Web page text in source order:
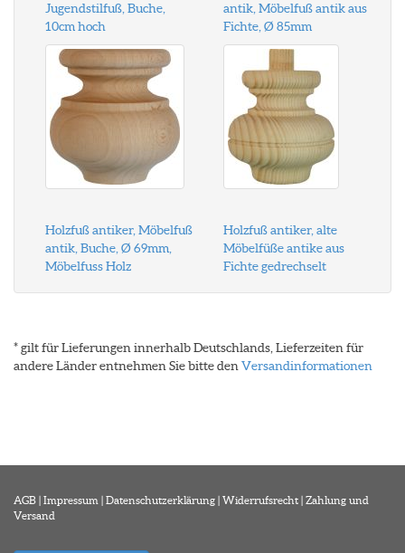
Jugendstilfuß, Buche,
10cm hoch
antik, Möbelfuß antik aus
Fichte, Ø 85mm
Holzfuß antiker, Möbelfuß
antik, Buche, Ø 69mm,
Möbelfuss Holz
Holzfuß antiker, alte
Möbelfüße antike aus
Fichte gedrechselt
* gilt für Lieferungen innerhalb Deutschlands, Lieferzeiten für
andere Länder entnehmen Sie bitte den Versandinformationen
AGB | Impressum | Datenschutzerklärung | Widerrufsrecht | Zahlung und
Versand